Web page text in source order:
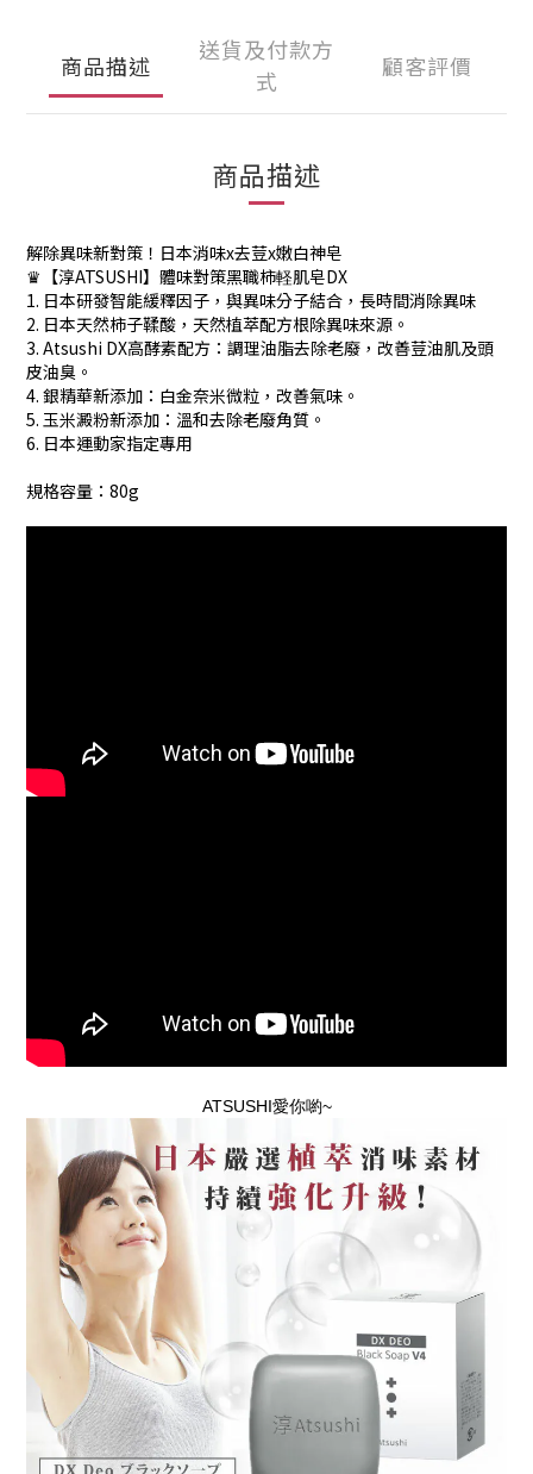
商品描述
送貨及付款方
式
顧客評價
商品描述
解除異味新對策！日本消味x去荳x嫩白神皂
♛【淳ATSUSHI】體味對策黑職柿軽肌皂DX
1. 日本研發智能緩釋因子，與異味分子結合，長時間消除異味
2. 日本天然柿子鞣酸，天然植萃配方根除異味來源。
3. Atsushi DX高酵素配方：調理油脂去除老廢，改善荳油肌及頭
皮油臭。
4. 銀精華新添加：白金奈米微粒，改善氣味。
5. 玉米澱粉新添加：溫和去除老廢角質。
6. 日本運動家指定專用
規格容量：80g
ATSUSHI愛你喲~